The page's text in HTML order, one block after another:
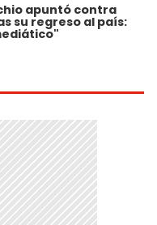
apuntó contra
su regreso al país: